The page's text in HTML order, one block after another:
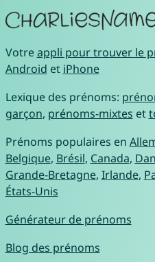
Votreappli pour trouver le
Android et iPhone
Lexique des prénoms:
garçon, prénoms-mixtes et
Prénoms populaires en
Belgique, Brésil, Canada,
Grande-Bretagne, Irlande,
États-Unis
Générateur de prénoms
Blog des prénoms